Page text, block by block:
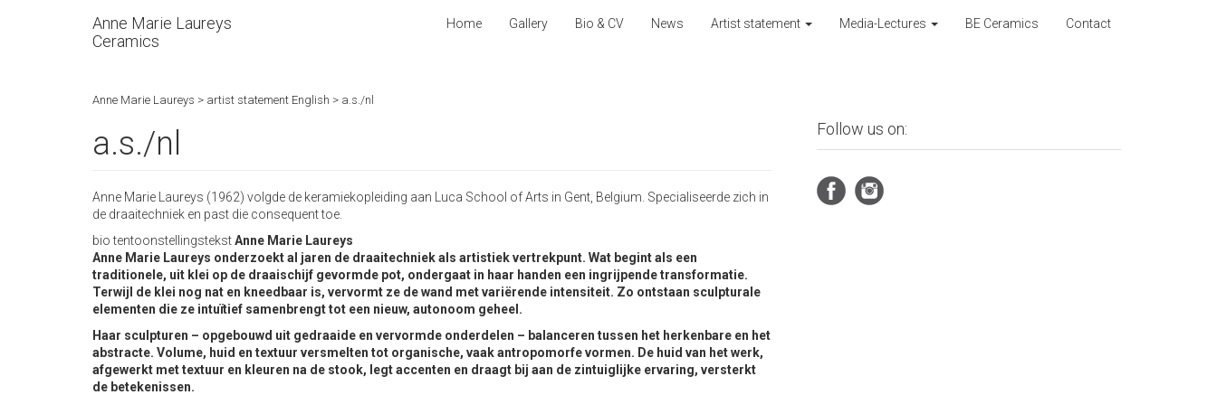
Anne Marie Laureys
Ceramics
Home Gallery Bio & CV News Artist statement Media-Lectures BE Ceramics Contact
Anne Marie Laureys > artist statement English > a.s./nl
a.s./nl
Anne Marie Laureys (1962) volgde de keramiekopleiding aan Luca School of Arts in Gent, Belgium. Specialiseerde zich in
de draaitechniek en past die consequent toe.
bio tentoonstellingstekstAnne Marie Laureys
Anne Marie Laureys onderzoekt al jaren de draaitechniek als artistiek vertrekpunt. Wat begint als een
traditionele, uit klei op de draaischijf gevormde pot, ondergaat in haar handen een ingrijpende transformatie.
Terwijl de klei nog nat en kneedbaar is, vervormt ze de wand met variërende intensiteit. Zo ontstaan sculpturale
elementen die ze intuïtief samenbrengt tot een nieuw, autonoom geheel.
Haar sculpturen – opgebouwd uit gedraaide en vervormde onderdelen – balanceren tussen het herkenbare en het
abstracte. Volume, huid en textuur versmelten tot organische, vaak antropomorfe vormen. De huid van het werk,
afgewerkt met textuur en kleuren na de stook, legt accenten en draagt bij aan de zintuiglijke ervaring, versterkt
de betekenissen.
Follow us on: